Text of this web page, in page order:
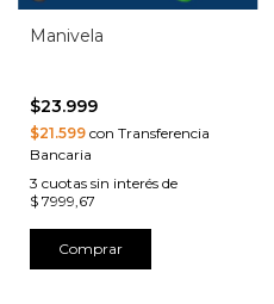
Manivela
$23.999
$21.599 con Transferencia
Bancaria
3 cuotas sin interés de
$ 7999,67